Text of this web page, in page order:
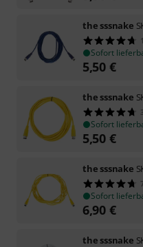
the sssnake
Sofort
5,50 €
the sssnake
Sofort
5,50 €
the sssnake
Sofort
6,90 €
the sssnake